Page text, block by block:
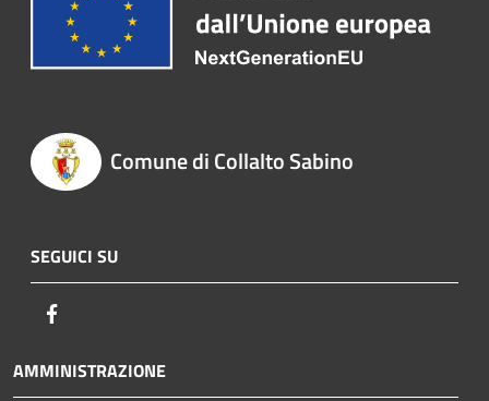
Comune di Collalto Sabino
SEGUICI SU
AMMINISTRAZIONE